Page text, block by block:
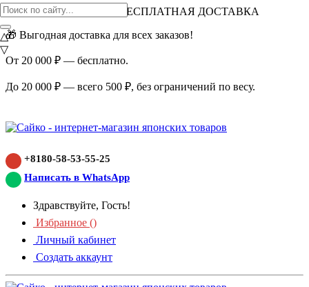
ВНИМАНИЕ АКЦИЯ!
БЕСПЛАТНАЯ ДОСТАВКА
🎁 Выгодная доставка для всех заказов!
От 20 000 ₽ — бесплатно.
До 20 000 ₽ — всего 500 ₽, без ограничений по весу.
+8180-58-53-55-25
Написать в WhatsApp
Здравствуйте, Гость!
Избранное ()
Личный кабинет
Создать аккаунт
△
▽